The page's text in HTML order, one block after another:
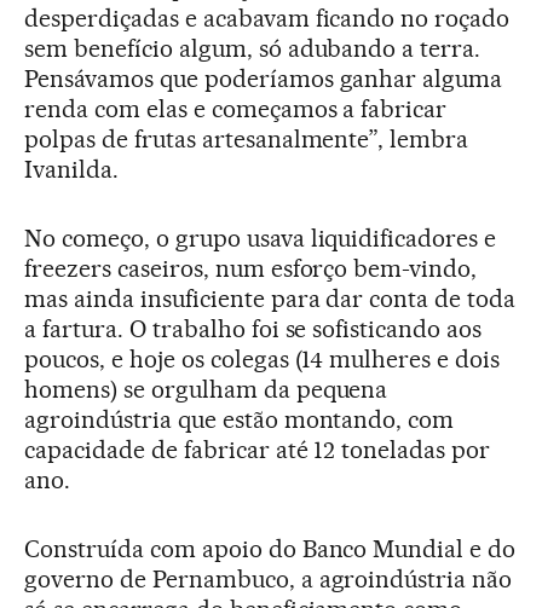
desperdiçadas e acabavam ficando no roçado
sem benefício algum, só adubando a terra.
Pensávamos que poderíamos ganhar alguma
renda com elas e começamos a fabricar
polpas de frutas artesanalmente”, lembra
Ivanilda.
No começo, o grupo usava liquidificadores e
freezers caseiros, num esforço bem-vindo,
mas ainda insuficiente para dar conta de toda
a fartura. O trabalho foi se sofisticando aos
poucos, e hoje os colegas (14 mulheres e dois
homens) se orgulham da pequena
agroindústria que estão montando, com
capacidade de fabricar até 12 toneladas por
ano.
Construída com apoio do Banco Mundial e do
governo de Pernambuco, a agroindústria não